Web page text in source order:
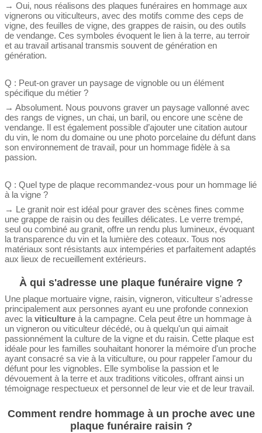
→ Oui, nous réalisons des plaques funéraires en hommage aux
vignerons ou viticulteurs, avec des motifs comme des ceps de
vigne, des feuilles de vigne, des grappes de raisin, ou des outils
de vendange. Ces symboles évoquent le lien à la terre, au terroir
et au travail artisanal transmis souvent de génération en
génération.
Q : Peut-on graver un paysage de vignoble ou un élément
spécifique du métier ?
→ Absolument. Nous pouvons graver un paysage vallonné avec
des rangs de vignes, un chai, un baril, ou encore une scène de
vendange. Il est également possible d’ajouter une citation autour
du vin, le nom du domaine ou une photo porcelaine du défunt dans
son environnement de travail, pour un hommage fidèle à sa
passion.
Q : Quel type de plaque recommandez-vous pour un hommage lié
à la vigne ?
→ Le granit noir est idéal pour graver des scènes fines comme
une grappe de raisin ou des feuilles délicates. Le verre trempé,
seul ou combiné au granit, offre un rendu plus lumineux, évoquant
la transparence du vin et la lumière des coteaux. Tous nos
matériaux sont résistants aux intempéries et parfaitement adaptés
aux lieux de recueillement extérieurs.
À qui s'adresse une plaque funéraire vigne ?
Une plaque mortuaire vigne, raisin, vigneron, viticulteur s'adresse
principalement aux personnes ayant eu une profonde connexion
avec la viticulture à la campagne. Cela peut être un hommage à
un vigneron ou viticulteur décédé, ou à quelqu'un qui aimait
passionnément la culture de la vigne et du raisin. Cette plaque est
idéale pour les familles souhaitant honorer la mémoire d'un proche
ayant consacré sa vie à la viticulture, ou pour rappeler l'amour du
défunt pour les vignobles. Elle symbolise la passion et le
dévouement à la terre et aux traditions viticoles, offrant ainsi un
témoignage respectueux et personnel de leur vie et de leur travail.
Comment rendre hommage à un proche avec une
plaque funéraire raisin ?